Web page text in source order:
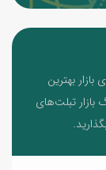
بهترین
بازار تبلت‌های